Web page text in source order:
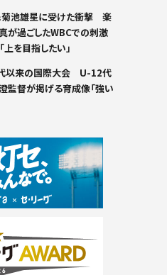
菊池雄星に受けた衝撃 楽
が過ごしたWBCでの刺激
上を目指したい」
以来の国際大会 U-12代
監督が掲げる育成像「強い